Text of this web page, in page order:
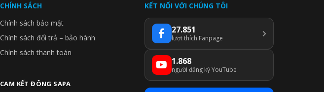
CHÍNH SÁCH
Chính sách bảo mật
Chính sách đổi trả – bảo hành
Chính sách thanh toán
CAM KẾT ĐÔNG SAPA
KẾT NỐI VỚI CHÚNG TÔI
27.851
lượt thích Fanpage
1.868
người đăng ký YouTube